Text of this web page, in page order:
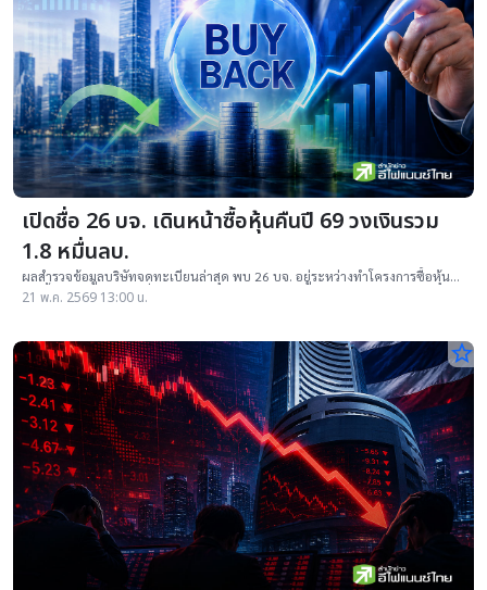
เปิดชื่อ 26 บจ. เดินหน้าซื้อหุ้นคืนปี 69 วงเงินรวม
1.8 หมื่นลบ.
ผลสำรวจข้อมูลบริษัทจดทะเบียนล่าสุด พบ 26 บจ. อยู่ระหว่างทำโครงการซื้อหุ้น
คืน ตั้งงบรวมกัน 1.8 หมื่นล้านบาท ส่วนใหญ่เป็นหุ้นในกระดาน SET
21 พ.ค. 2569 13:00 น.
star_border